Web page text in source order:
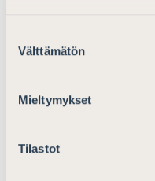
valinta
Välttämätön
Mieltymykset
Tilastot
Lausunto HE:stä
kansainvälistä